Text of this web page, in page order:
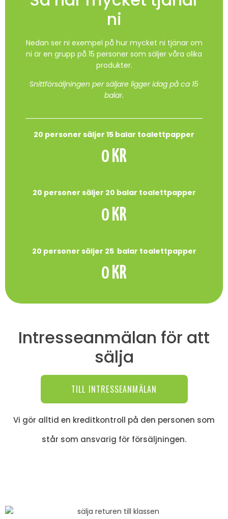
ni
Nedan ser ni exempel på hur mycket ni tjänar om
ni är en grupp på 15 personer som säljer våra olika
produkter.
Snittförsäljningen per säljare ligger idag på ca 15
balar.
20 personer säljer 15 balar toalettpapper
0 KR
20 personer säljer 20 balar toalettpapper
0 KR
20 personer säljer 25 balar toalettpapper
0 KR
Intresseanmälan för att
sälja
TILL INTRESSEANMÄLAN
Vi gör alltid en kreditkontroll på den personen som
står som ansvarig för försäljningen.